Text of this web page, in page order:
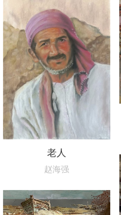
老人
赵海强